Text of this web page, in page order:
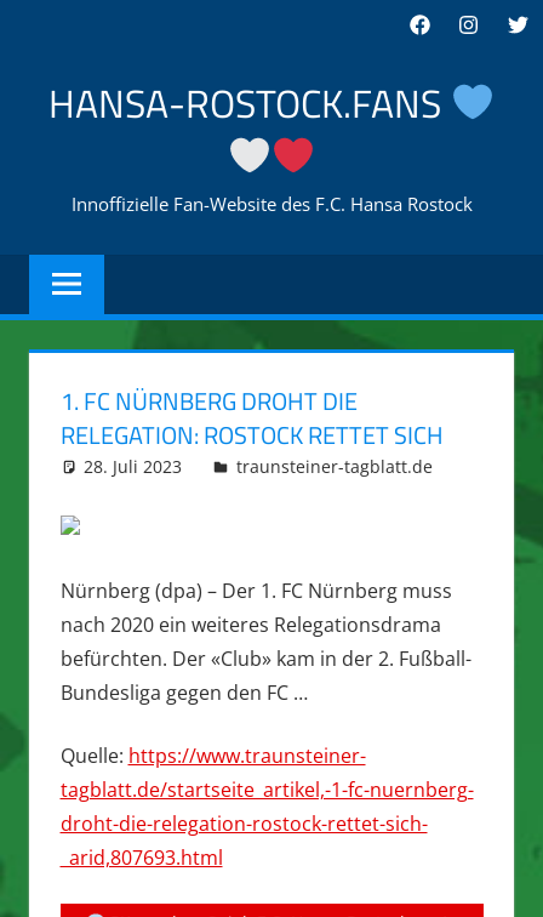
springen
Facebook
HANSA-ROSTOCK.FANS
Innoffizielle Fan-Website des F.C. Hansa Rostock
1. FC NÜRNBERG DROHT DIE
RELEGATION: ROSTOCK RETTET SICH
28. Juli 2023 integromat
traunsteiner-tagblatt.de
Nürnberg (dpa) – Der 1. FC Nürnberg muss
nach 2020 ein weiteres Relegationsdrama
befürchten. Der «Club» kam in der 2. Fußball-
Bundesliga gegen den FC …
Quelle: https://www.traunsteiner-
tagblatt.de/startseite_artikel,-1-fc-nuernberg-
droht-die-relegation-rostock-rettet-sich-
_arid,807693.html